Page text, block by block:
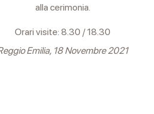
alla cerimonia.
Orari visite: 8.30 / 18.30
Emilia, 18 Novembre 2021